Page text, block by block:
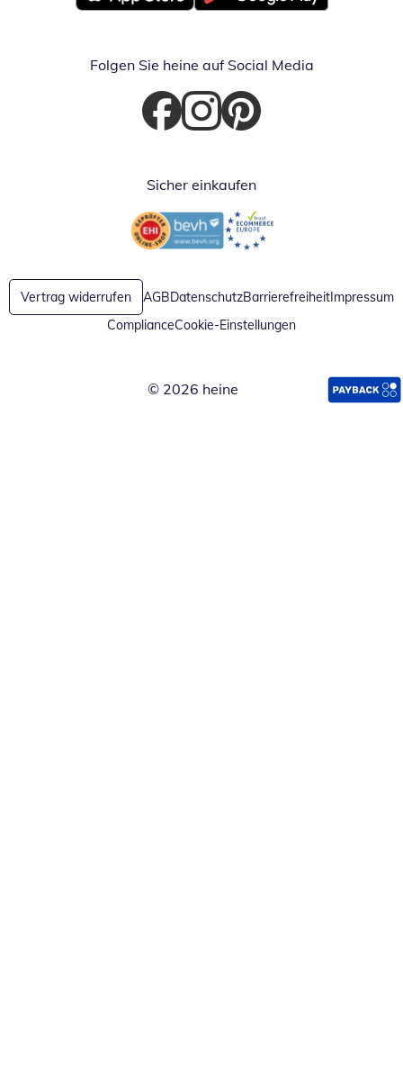
Öffnet in neuem FensterÖffnet in neuem Fenster
Folgen Sie heine auf Social Media
Öffnet in neuem Fenster
Öffnet in neuem Fenster
Öffnet in neuem Fenster
Sicher einkaufen
Öffnet in neuem FensterÖffnet in neuem Fenster
Vertrag widerrufen AGBDatenschutzBarrierefreiheitImpressum
ComplianceCookie-Einstellungen
© 2026 heine